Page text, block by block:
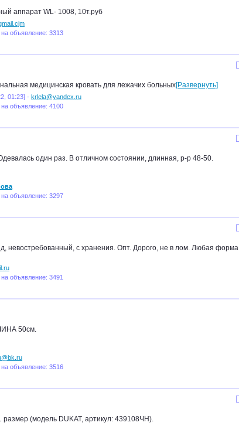
аппарат WL- 1008, 10т.руб
объявление: 3313
медицинская кровать для лежачих больных[Развернуть]
01:23] - krlela@yandex.ru
объявление: 4100
один раз. В отличном состоянии, длинная, р-р 48-50.
объявление: 3297
невостребованный, с хранения. Опт. Дорого, не в лом. Любая форма
объявление: 3491
50см.
объявление: 3516
(модель DUKAT, артикул: 439108ЧН).